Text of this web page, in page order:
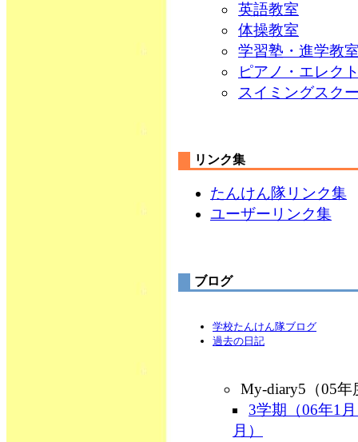
英語教室
体操教室
学習塾・進学教
ピアノ・エレク
スイミングスク
リンク集
たんけん隊リンク集
ユーザーリンク集
ブログ
学校たんけん隊ブログ
過去の日記
My-diary5（05年
3学期（06年1
月）